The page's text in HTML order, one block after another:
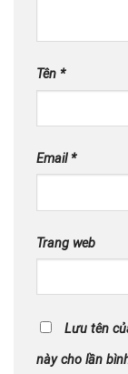
Tên *
Email*
Trang web
Lưu tên
này cho lần